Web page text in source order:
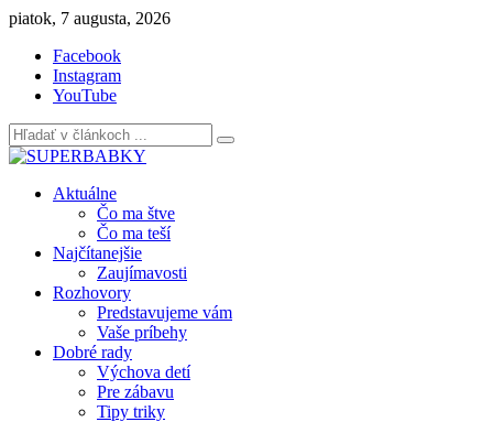
Skip
content
piatok, 7 augusta, 2026
Facebook
Instagram
YouTube
Aktuálne
Čo ma štve
Čo ma teší
Najčítanejšie
Zaujímavosti
Rozhovory
Predstavujeme vám
Vaše príbehy
Dobré rady
Výchova detí
Pre zábavu
Tipy triky